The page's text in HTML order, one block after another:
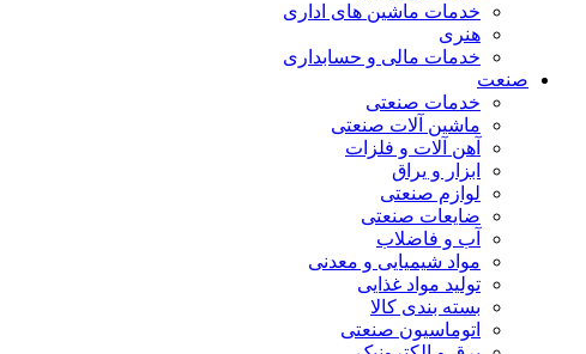
خدمات ماشین های اداری
هنری
خدمات مالی و حسابداری
صنعت
خدمات صنعتی
ماشین آلات صنعتی
آهن آلات و فلزات
ابزار و یراق
لوازم صنعتی
ضایعات صنعتی
آب و فاضلاب
مواد شیمیایی و معدنی
تولید مواد غذایی
بسته بندی کالا
اتوماسیون صنعتی